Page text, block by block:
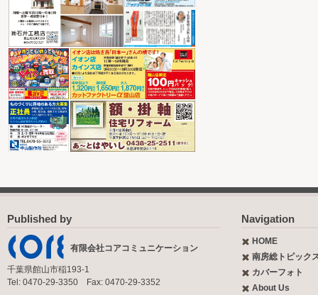
Published by
有限会社コアコミュニケーション
千葉県館山市稲193-1
Tel: 0470-29-3350 Fax: 0470-29-3352
Navigation
HOME
南房総トピック
カバーフォト
About Us